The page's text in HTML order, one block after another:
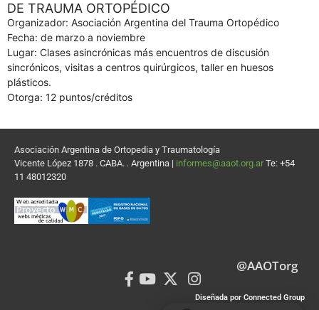
DE TRAUMA ORTOPÉDICO
Organizador: Asociación Argentina del Trauma Ortopédico
Fecha: de marzo a noviembre
Lugar: Clases asincrónicas más encuentros de discusión
sincrónicos, visitas a centros quirúrgicos, taller en huesos
plásticos.
Otorga: 12 puntos/créditos
Asociación Argentina de Ortopedia y Traumatología
Vicente López 1878 . CABA. . Argentina | informes@aaot.org.ar Te: +54
11 48012320
@AAOTorg
Diseñada por Connected Group